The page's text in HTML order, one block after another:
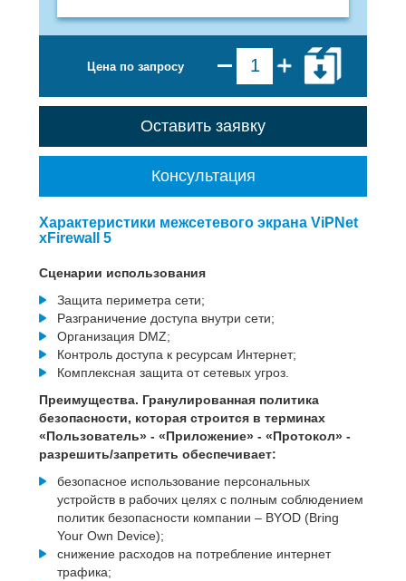
Цена по запросу
Оставить заявку
Консультация
Характеристики межсетевого экрана ViPNet
xFirewall 5
Сценарии использования
Защита периметра сети;
Разграничение доступа внутри сети;
Организация DMZ;
Контроль доступа к ресурсам Интернет;
Комплексная защита от сетевых угроз.
Преимущества. Гранулированная политика
безопасности, которая строится в терминах
«Пользователь» - «Приложение» - «Протокол» -
разрешить/запретить обеспечивает:
безопасное использование персональных
устройств в рабочих целях с полным соблюдением
политик безопасности компании – BYOD (Bring
Your Own Device);
снижение расходов на потребление интернет
трафика;